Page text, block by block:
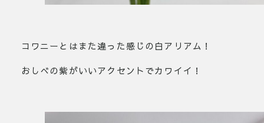
コワニーとはまた違った感じの白アリアム！
おしべの紫がいいアクセントでカワイイ！